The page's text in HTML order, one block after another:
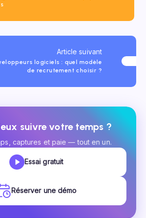
Article suivant
logiciels : quel modèle
de recrutement choisir ?
suivre votre temps ?
captures et paie — tout en un.
Essai gratuit
Réserver une démo